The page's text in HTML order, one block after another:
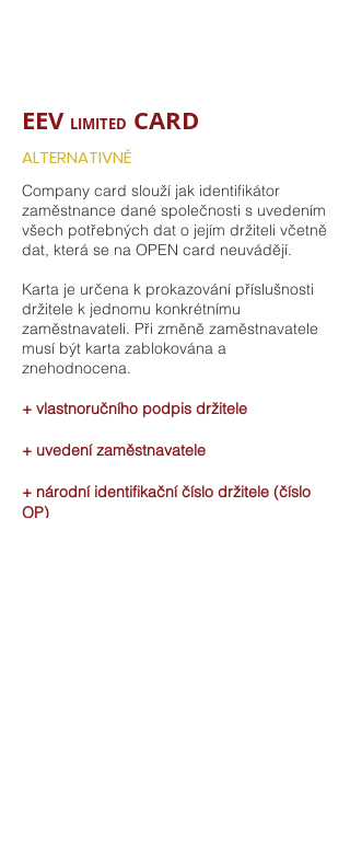
EEV LIMITED CARD
ALTERNATIVNĚ
Company card slouží jak identifikátor
zaměstnance dané společnosti s uvedením
všech potřebných dat o jejím držiteli včetně
dat, která se na OPEN card neuvádějí.
Karta je určena k prokazování příslušnosti
držitele k jednomu konkrétnímu
zaměstnavateli. Při změně zaměstnavatele
musí být karta zablokována a
znehodnocena.
+ vlastnoručního podpis držitele
+ uvedení zaměstnavatele
+ národní identifikační číslo držitele (číslo
OP)